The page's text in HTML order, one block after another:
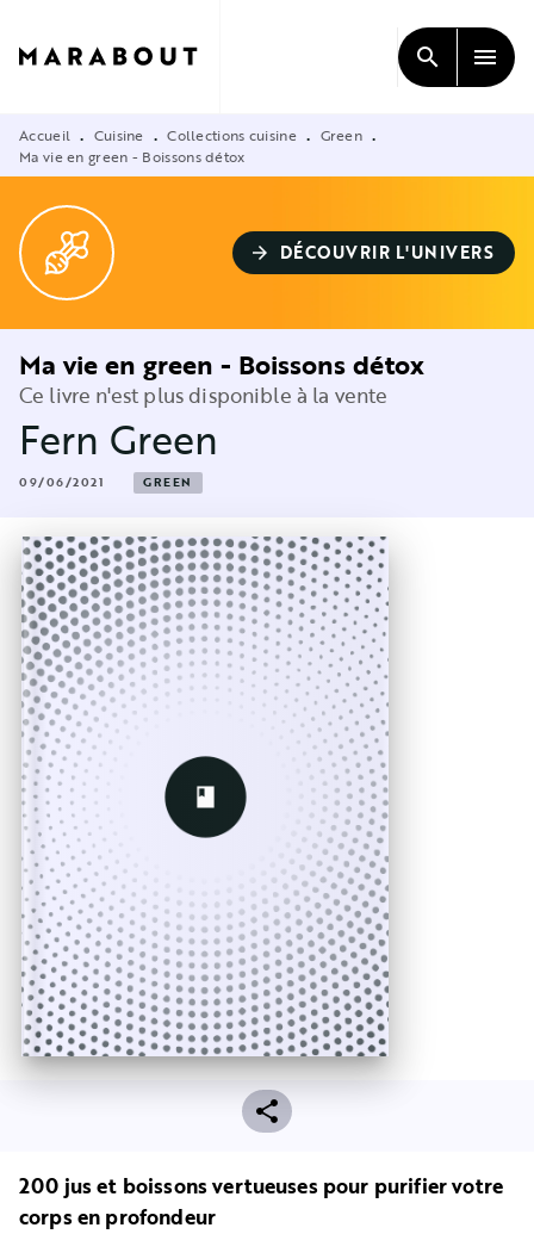
CONTENU
search menu
Accueil • Cuisine • Collections cuisine • Green •
Ma vie en green - Boissons détox
arrow_forward DÉCOUVRIR L'UNIVERS
Ma vie en green - Boissons détox
Ce livre n'est plus disponible à la vente
Fern Green
09/06/2021 GREEN
200 jus et boissons vertueuses pour purifier votre
corps en profondeur